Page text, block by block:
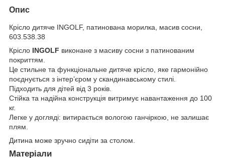
Опис
Крісло дитяче INGOLF, патинована морилка, масив сосни,
603.538.38
Крісло INGOLF виконане з масиву сосни з патинованим
покриттям.
Це стильне та функціональне дитяче крісло, яке гармонійно
поєднується з інтер’єром у скандинавському стилі.
Підходить для дітей від 3 років.
Стійка та надійна конструкція витримує навантаження до 100
кг.
Легке у догляді: витирається вологою ганчіркою, не залишає
плям.
Дитина може зручно сидіти за столом.
Матеріали